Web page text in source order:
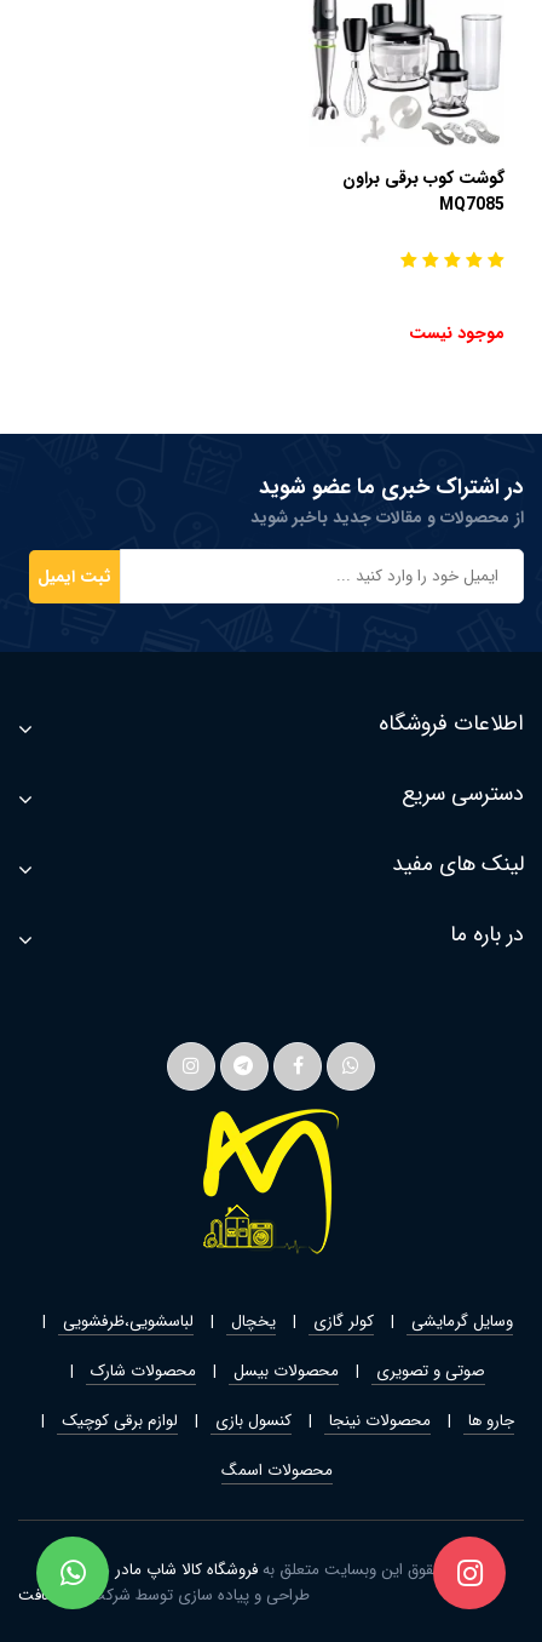
گوشت کوب برقی براون
MQ7085
موجود نیست
در اشتراک خبری ما عضو شوید
از محصولات و مقالات جدید باخبر شوید
ثبت ایمیل
اطلاعات فروشگاه
دسترسی سریع
لینک های مفید
در باره ما
وسایل گرمایشی کولر گازی یخچال
لباسشویی،ظرفشویی
صوتی و تصویری
محصولات بیسل
محصولات شارک
جارو ها
محصولات نینجا کنسول بازی
لوازم برقی کوچیک
محصولات اسمگ
تمامی حقوق این وبسایت متعلق بهفروشگاه کالا شاپ مادر می باشد
طراحی و پیاده سازی توسط شرکت
ژیار سافت